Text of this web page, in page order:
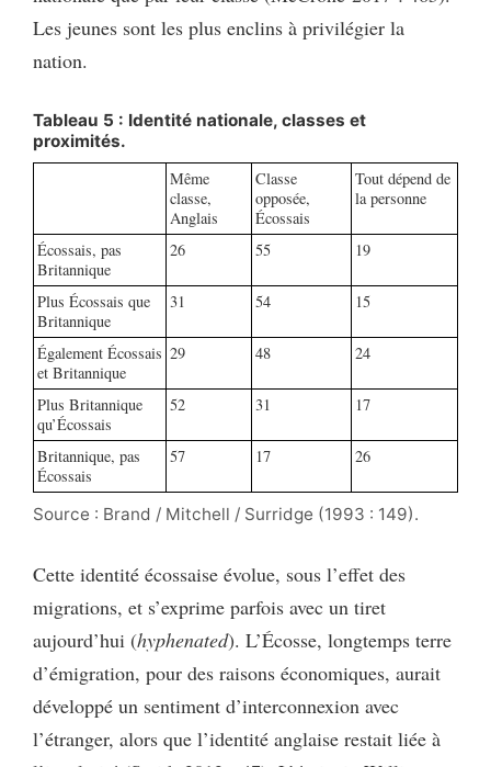
Les jeunes sont les plus enclins à privilégier la
nation.
Tableau 5 : Identité nationale, classes et
proximités.
Même
classe,
Anglais
Classe
opposée,
Écossais
Tout dépend de
la personne
Écossais, pas
Britannique
26 55 19
Plus Écossais que
Britannique
31 54 15
Également Écossais
et Britannique
29 48 24
Plus Britannique
qu’Écossais
52 31 17
Britannique, pas
Écossais
57 17 26
Source : Brand / Mitchell / Surridge (1993 : 149).
Cette identité écossaise évolue, sous l’effet des
migrations, et s’exprime parfois avec un tiret
aujourd’hui (hyphenated). L’Écosse, longtemps terre
d’émigration, pour des raisons économiques, aurait
développé un sentiment d’interconnexion avec
l’étranger, alors que l’identité anglaise restait liée à